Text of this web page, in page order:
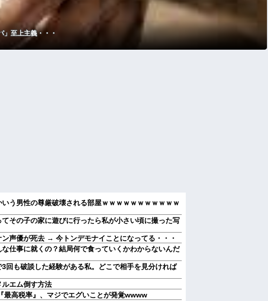
」至上主義・・・
いう男性の尊厳破壊される部屋ｗｗｗｗｗｗｗｗｗｗｗ
その子の家に遊びに行ったら私が小さい頃に撮った写
ン声優が死去 → 今トンデモナイことになってる・・・
仕事に就くの？結局何で食っていくかわからないんだ
回も破談した経験がある私。どこで相手を見分ければ
エム倒す方法
最高税率』、マジでエグいことが発覚wwww